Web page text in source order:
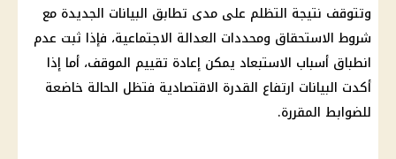
وتتوقف نتيجة التظلم على مدى تطابق البيانات الجديدة مع
شروط الاستحقاق ومحددات العدالة الاجتماعية، فإذا ثبت عدم
انطباق أسباب الاستبعاد يمكن إعادة تقييم الموقف، أما إذا
أكدت البيانات ارتفاع القدرة الاقتصادية فتظل الحالة خاضعة
للضوابط المقررة.